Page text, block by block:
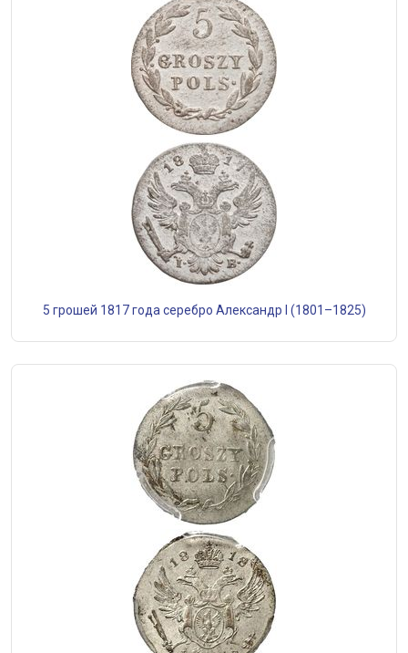
5 грошей 1817 года серебро Александр I (1801–1825)